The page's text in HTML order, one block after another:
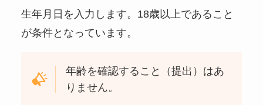
生年月日を入力します。18歳以上であること
が条件となっています。
年齢を確認すること（提出）はあ
りません。